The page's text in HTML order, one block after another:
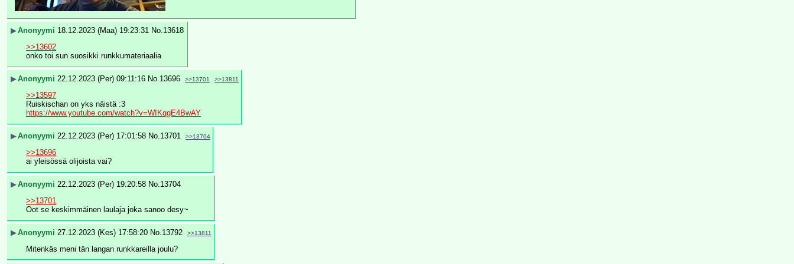
▶Anonyymi 18.12.2023 (Maa) 19:23:31 No. 13618
>>13602
onko toi sun suosikki runkkumateriaalia
▶Anonyymi 22.12.2023 (Per) 09:11:16 No. 13696 >>13701 >>13811
>>13597
Ruiskischan on yks näistä :3
https://www.youtube.com/watch?v=WIKqgE4BwAY
▶Anonyymi 22.12.2023 (Per) 17:01:58 No. 13701 >>13704
>>13696
ai yleisössä olijoista vai?
▶Anonyymi 22.12.2023 (Per) 19:20:58 No. 13704
>>13701
Oot se keskimmäinen laulaja joka sanoo desy~
▶Anonyymi 27.12.2023 (Kes) 17:58:20 No. 13792 >>13811
Mitenkäs meni tän langan runkkareilla joulu?